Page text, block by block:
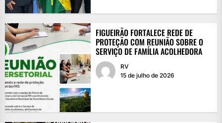
FIGUEIRÃO FORTALECE REDE DE
PROTEÇÃO COM REUNIÃO SOBRE O
SERVIÇO DE FAMÍLIA ACOLHEDORA
RV
15 de julho de 2026